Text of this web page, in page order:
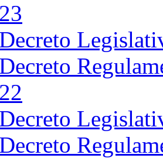
Decreto
Decreto
Decreto
Decreto